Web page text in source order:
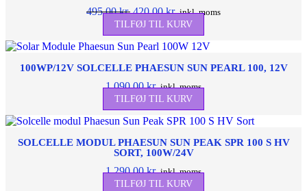
vælges
495,00kr.Den
oprindelige
pris
var:
420,00kr.Den
aktuelle
pris
er:
inkl. moms
TILFØJ TIL KURV
100WP/12V SOLCELLE PHAESUN SUN PEARL 100, 12V
1.090,00kr. inkl. moms
TILFØJ TIL KURV
SOLCELLE MODUL PHAESUN SUN PEAK SPR 100 S HV
SORT, 100W/24V
1.290,00kr. inkl. moms
TILFØJ TIL KURV